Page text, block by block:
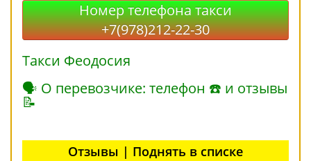
Номер телефона такси
+7(978)212-22-30
Такси Феодосия
🗣 О перевозчике: телефон ☎ и отзывы
📝
Отзывы | Поднять в списке